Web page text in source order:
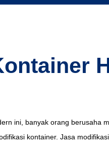
ini, banyak orang berusaha
kontainer. Jasa